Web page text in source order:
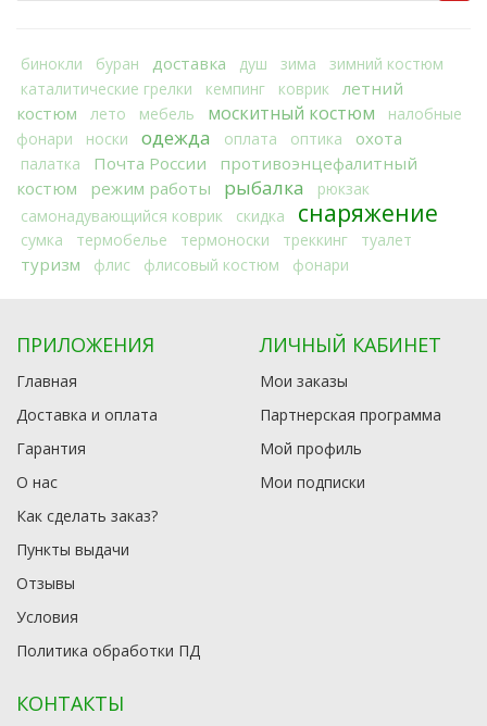
бинокли буран доставка душ зима
зимний костюм
каталитические грелки
кемпинг коврик
летний
костюм
лето мебель москитный костюм
налобные
фонари
носки одежда оплата оптика охота
палатка Почта России
противоэнцефалитный
костюм
режим работы рыбалка
рюкзак
самонадувающийся коврик
скидка снаряжение
сумка термобелье термоноски треккинг туалет
туризм флис флисовый костюм фонари
ПРИЛОЖЕНИЯ
Главная
Доставка и оплата
Гарантия
О нас
Как сделать заказ?
Пункты выдачи
Отзывы
Условия
Политика обработки ПД
ЛИЧНЫЙ КАБИНЕТ
Мои заказы
Партнерская программа
Мой профиль
Мои подписки
КОНТАКТЫ